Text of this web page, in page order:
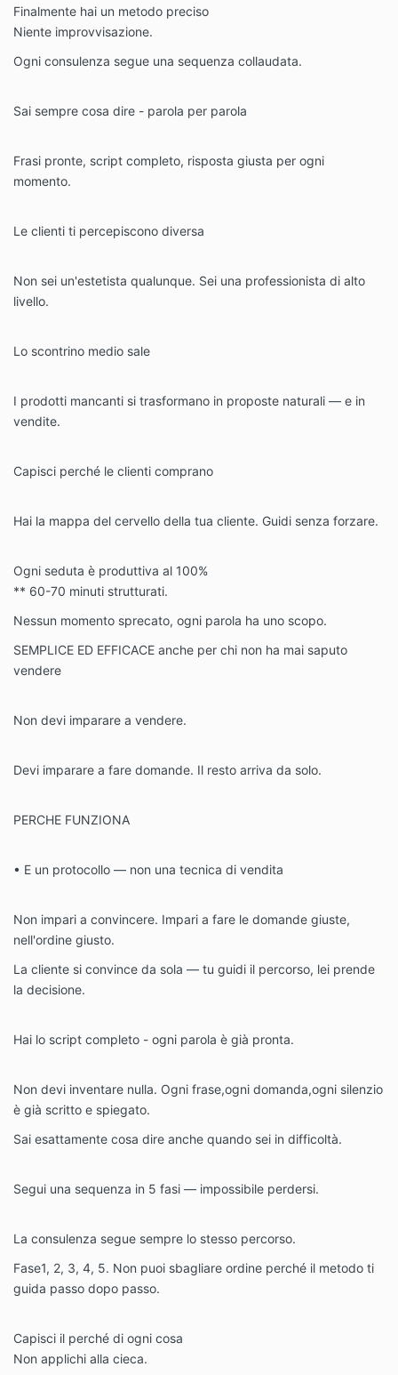
Finalmente hai un metodo preciso
Niente improvvisazione.
Ogni consulenza segue una sequenza collaudata.
Sai sempre cosa dire - parola per parola
Frasi pronte, script completo, risposta giusta per ogni
momento.
Le clienti ti percepiscono diversa
Non sei un'estetista qualunque. Sei una professionista di alto
livello.
Lo scontrino medio sale
I prodotti mancanti si trasformano in proposte naturali — e in
vendite.
Capisci perché le clienti comprano
Hai la mappa del cervello della tua cliente. Guidi senza forzare.
Ogni seduta è produttiva al 100%
** 60-70 minuti strutturati.
Nessun momento sprecato, ogni parola ha uno scopo.
SEMPLICE ED EFFICACE anche per chi non ha mai saputo
vendere
Non devi imparare a vendere.
Devi imparare a fare domande. Il resto arriva da solo.
PERCHE FUNZIONA
• E un protocollo — non una tecnica di vendita
Non impari a convincere. Impari a fare le domande giuste,
nell'ordine giusto.
La cliente si convince da sola — tu guidi il percorso, lei prende
la decisione.
Hai lo script completo - ogni parola è già pronta.
Non devi inventare nulla. Ogni frase,ogni domanda,ogni silenzio
è già scritto e spiegato.
Sai esattamente cosa dire anche quando sei in difficoltà.
Segui una sequenza in 5 fasi — impossibile perdersi.
La consulenza segue sempre lo stesso percorso.
Fase1, 2, 3, 4, 5. Non puoi sbagliare ordine perché il metodo ti
guida passo dopo passo.
Capisci il perché di ogni cosa
Non applichi alla cieca.